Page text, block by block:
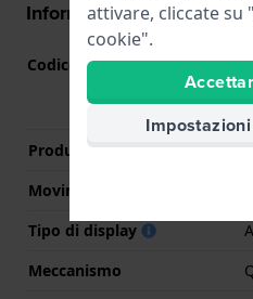
Informazioni del
Codice Movimento
Produttore Movimento
Movimento svizzero
Tipo di display
Meccanismo
attivare, cliccate su
cookie".